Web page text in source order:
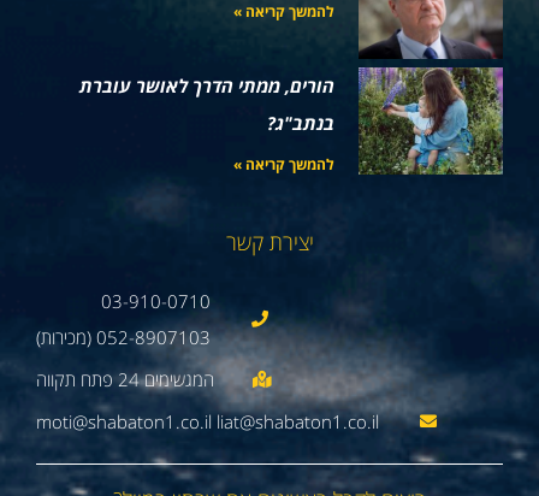
להמשך קריאה »
הורים, ממתי הדרך לאושר עוברת
בנתב"ג?
להמשך קריאה »
יצירת קשר
03-910-0710
052-8907103 (מכירות)
moti@shabaton1.co.il liat@shabaton1.co.il